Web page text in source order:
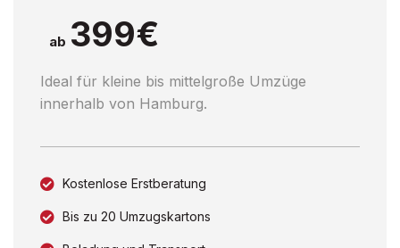
ab 399€
Ideal für kleine bis mittelgroße Umzüge
innerhalb von Hamburg.
Kostenlose Erstberatung
Bis zu 20 Umzugskartons